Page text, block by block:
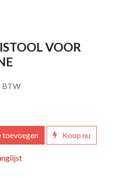
VOOR
BTW
toevoegen Koop nu